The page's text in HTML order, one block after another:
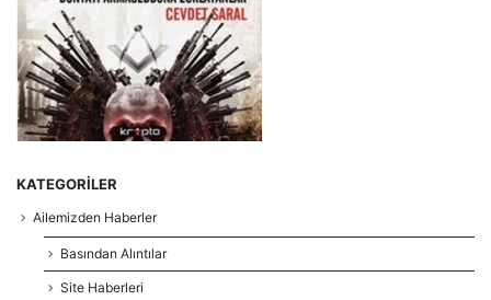
KATEGORILER
Ailemizden Haberler
Basından Alıntılar
Site Haberleri